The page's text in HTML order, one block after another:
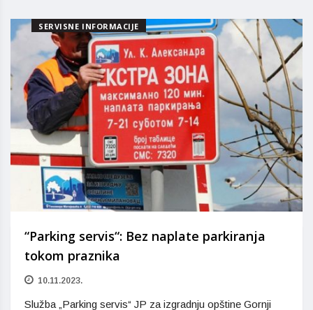
SERVISNE INFORMACIJE
“Parking servis“: Bez naplate parkiranja
tokom praznika
10.11.2023.
Služba „Parking servis“ JP za izgradnju opštine Gornji